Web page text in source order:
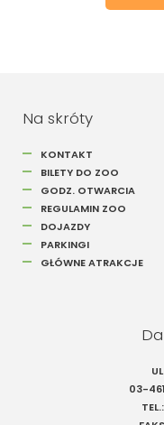
Na skróty
KONTAKT
BILETY DO ZOO
GODZ. OTWARCIA
REGULAMIN ZOO
DOJAZDY
PARKINGI
GŁÓWNE ATRAKCJE
03-
TEL.: